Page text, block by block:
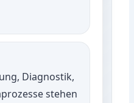
Diagnostik,
stehen